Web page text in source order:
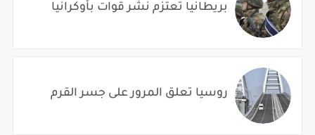
بريطانيا تعتزم نشر قوات بأوكرانيا
روسيا تعلق المرور على جسر القرم